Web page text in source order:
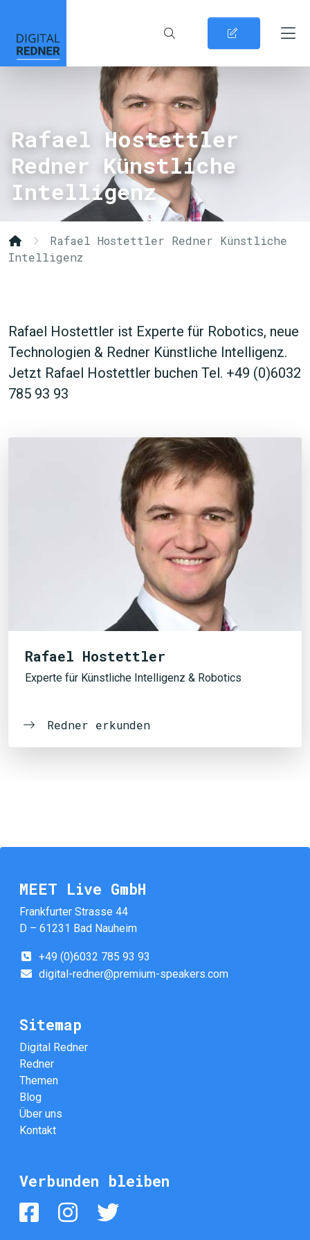
Rafael Hostettler
Redner Künstliche
Intelligenz
Rafael Hostettler Redner Künstliche
Intelligenz
Rafael Hostettler ist Experte für Robotics, neue
Technologien & Redner Künstliche Intelligenz.
Jetzt Rafael Hostettler buchen Tel. +49 (0)6032
785 93 93
Rafael Hostettler
Experte für Künstliche Intelligenz & Robotics
Redner erkunden
MEET Live GmbH
Frankfurter Strasse 44
D – 61231 Bad Nauheim
+49 (0)6032 785 93 93
digital-redner@premium-speakers.com
Sitemap
Digital Redner
Redner
Themen
Blog
Über uns
Kontakt
Verbunden bleiben
JETZT SUCHEN